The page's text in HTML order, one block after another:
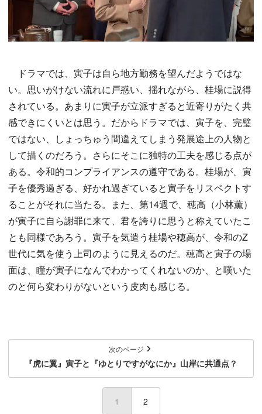
ドラマでは、寅子は自ら地方勤務を望んだようではな
い。思いがけない流れに戸惑い、揺れながら、桂場に説得
されている。あまりに寅子が立派すぎると近寄りがたく共
感できにくいとは思う。だからドラマでは、寅子を、完璧
ではない、しょっちゅう間違えてしまう発展途上の人物と
して描くのだろう。さらにそこに独特の工夫を感じる点が
ある。令和的コンプライアンスの遵守である。桂場が、寅
子を優秀過ぎる、好かれ過ぎていると寅子をリスペクトす
ることがそれに当たる。また、第14週で、穂高（小林薫）
が寅子に自ら謝罪に来て、君を誇りに思うと称えていたこ
とも同様であろう。寅子を気遣う桂場や穂高が、令和のZ
世代に気を使う上司のように見えるのだ。穂高と寅子の場
面は、瞳が寅子になんでわかってくれないのか、と嘆いた
のと何ら変わりがないという皮肉も感じる。
次のページ
『虎に翼』寅子と『ゆとりですがなにか』山岸に共通点？
1 (current)
2